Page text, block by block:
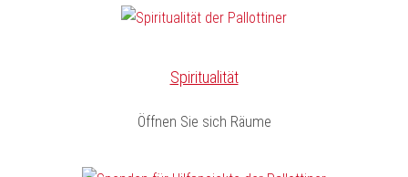
Spiritualität
Öffnen Sie sich Räume